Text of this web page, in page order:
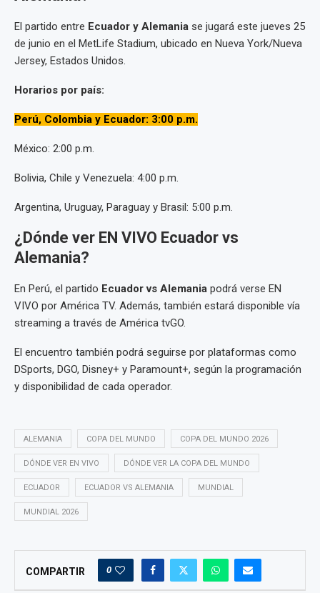
El partido entre Ecuador y Alemania se jugará este jueves 25
de junio en el MetLife Stadium, ubicado en Nueva York/Nueva
Jersey, Estados Unidos.
Horarios por país:
Perú, Colombia y Ecuador: 3:00 p.m.
México: 2:00 p.m.
Bolivia, Chile y Venezuela: 4:00 p.m.
Argentina, Uruguay, Paraguay y Brasil: 5:00 p.m.
¿Dónde ver EN VIVO Ecuador vs
Alemania?
En Perú, el partido Ecuador vs Alemania podrá verse EN
VIVO por América TV. Además, también estará disponible vía
streaming a través de América tvGO.
El encuentro también podrá seguirse por plataformas como
DSports, DGO, Disney+ y Paramount+, según la programación
y disponibilidad de cada operador.
ALEMANIA COPA DEL MUNDO COPA DEL MUNDO 2026
DÓNDE VER EN VIVO DÓNDE VER LA COPA DEL MUNDO
ECUADOR ECUADOR VS ALEMANIA MUNDIAL
MUNDIAL 2026
COMPARTIR 0